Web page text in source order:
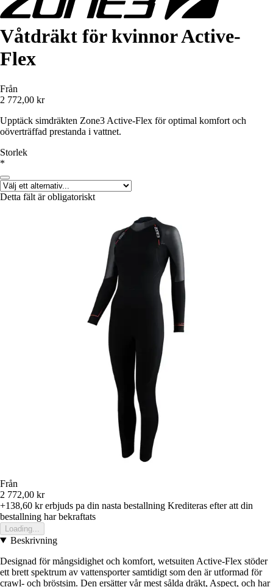
Våtdräkt för kvinnor Active-
Flex
Från
2 772,00 kr
Upptäck simdräkten Zone3 Active-Flex för optimal komfort och
oöverträffad prestanda i vattnet.
Storlek
*
Detta fält är obligatoriskt
Från
2 772,00 kr
+138,60 krerbjuds pa din nasta bestallning Krediteras efter att din
bestallning har bekraftats
Loading...
Beskrivning
Designad för mångsidighet och komfort, wetsuiten Active-Flex stöder
ett brett spektrum av vattensporter samtidigt som den är utformad för
crawl- och bröstsim. Den ersätter vår mest sålda dräkt, Aspect, och har